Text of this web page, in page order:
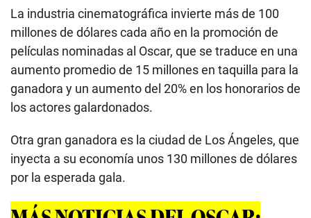
La industria cinematográfica invierte más de 100
millones de dólares cada año en la promoción de
películas nominadas al Oscar, que se traduce en una
aumento promedio de 15 millones en taquilla para la
ganadora y un aumento del 20% en los honorarios de
los actores galardonados.
Otra gran ganadora es la ciudad de Los Ángeles, que
inyecta a su economía unos 130 millones de dólares
por la esperada gala.